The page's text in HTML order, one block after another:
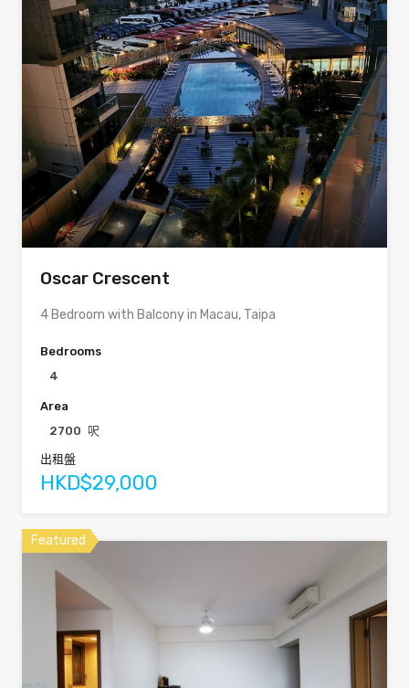
Oscar Crescent
4 Bedroom with Balcony in Macau, Taipa
Bedrooms
4
Area
2700 呎
出租盤
HKD$29,000
Featured